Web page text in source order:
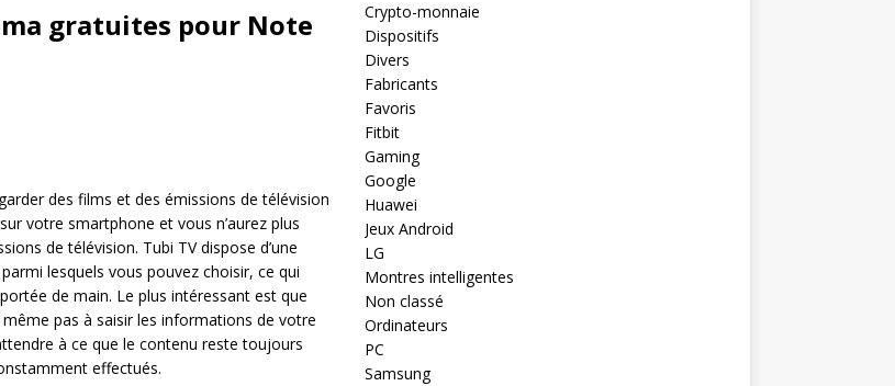
gratuites pour Note
des films et des émissions de télévision
votre smartphone et vous n’aurez plus
de télévision. Tubi TV dispose d’une
lesquels vous pouvez choisir, ce qui
de main. Le plus intéressant est que
même pas à saisir les informations de votre
à ce que le contenu reste toujours
effectués.
Crypto-monnaie
Dispositifs
Divers
Fabricants
Favoris
Fitbit
Gaming
Google
Huawei
Jeux Android
LG
Montres intelligentes
Non classé
Ordinateurs
PC
Samsung